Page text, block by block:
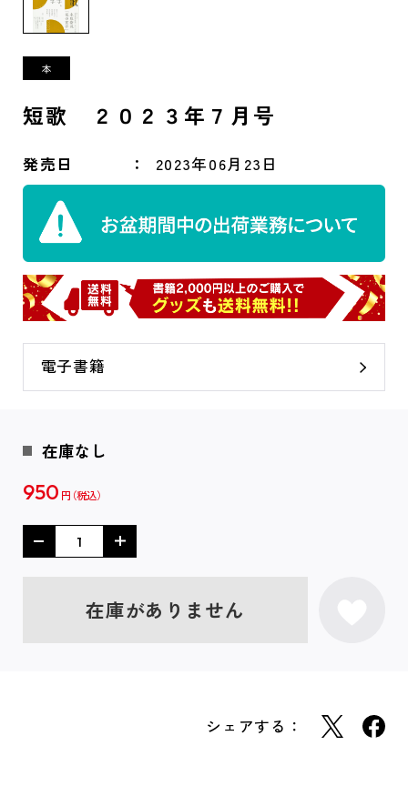
短歌 ２０２３年７月号
発売日 2023年06月23日
電子書籍
在庫なし
950 円
在庫がありません
シェアする：